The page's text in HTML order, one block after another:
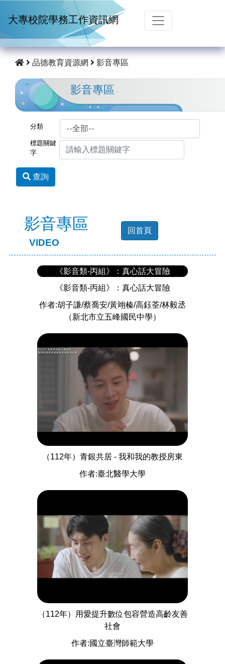
大專校院學務工作資訊網
品德教育資源網 影音專區
影音專區
分類
標題關鍵
字
查詢
影音專區
VIDEO
回首頁
《影音類-丙組》：真心話大冒險
《影音類-丙組》：真心話大冒險
作者:胡子謙/蔡喬安/黃翊榛/高鈺荃/林毅丞
（新北市立五峰國民中學）
（112年）青銀共居 - 我和我的教授房東
作者:臺北醫學大學
（112年）用愛提升數位包容營造高齡友善
社會
作者:國立臺灣師範大學